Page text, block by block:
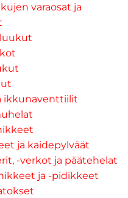
varaosat ja
ikkunaventtiilit
ja kaidepylväät
-verkot ja päätehelat
ja -pidikkeet